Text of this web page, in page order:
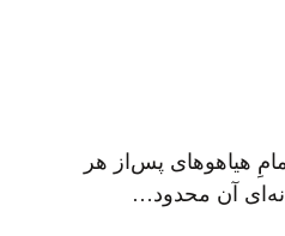
تمامِ هیاهوهای پس‌از هر
آن محدود…